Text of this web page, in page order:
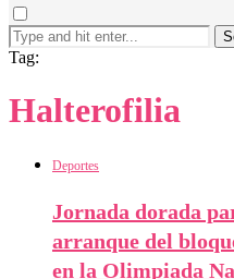
Tag:
Halterofilia
Deportes
Jornada dorada
arranque del
en la Olimpiada